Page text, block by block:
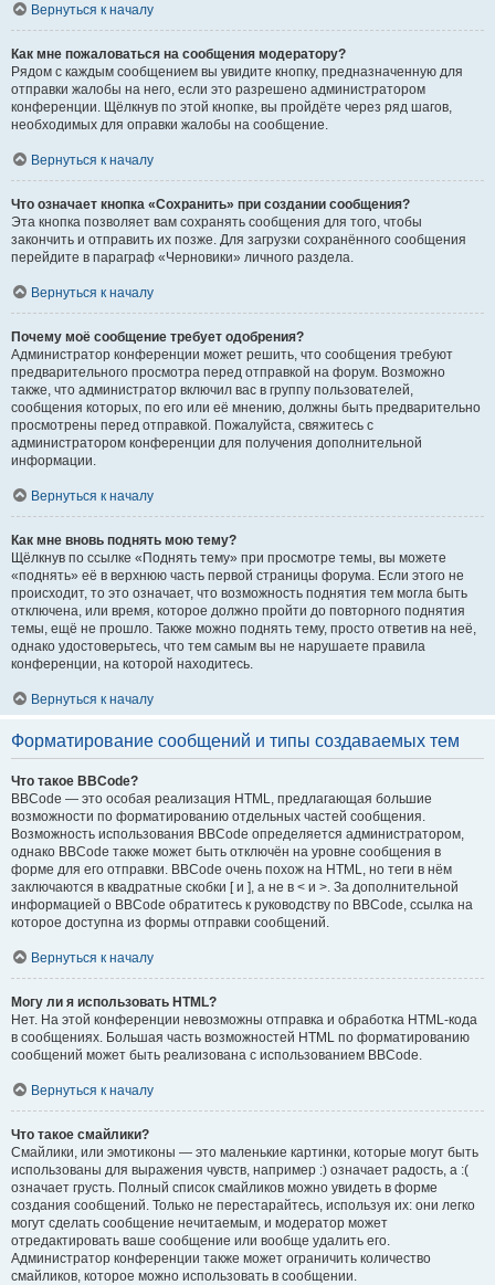
Вернуться к началу
Как мне пожаловаться на сообщения модератору?
Рядом с каждым сообщением вы увидите кнопку, предназначенную для
отправки жалобы на него, если это разрешено администратором
конференции. Щёлкнув по этой кнопке, вы пройдёте через ряд шагов,
необходимых для оправки жалобы на сообщение.
Вернуться к началу
Что означает кнопка «Сохранить» при создании сообщения?
Эта кнопка позволяет вам сохранять сообщения для того, чтобы
закончить и отправить их позже. Для загрузки сохранённого сообщения
перейдите в параграф «Черновики» личного раздела.
Вернуться к началу
Почему моё сообщение требует одобрения?
Администратор конференции может решить, что сообщения требуют
предварительного просмотра перед отправкой на форум. Возможно
также, что администратор включил вас в группу пользователей,
сообщения которых, по его или её мнению, должны быть предварительно
просмотрены перед отправкой. Пожалуйста, свяжитесь с
администратором конференции для получения дополнительной
информации.
Вернуться к началу
Как мне вновь поднять мою тему?
Щёлкнув по ссылке «Поднять тему» при просмотре темы, вы можете
«поднять» её в верхнюю часть первой страницы форума. Если этого не
происходит, то это означает, что возможность поднятия тем могла быть
отключена, или время, которое должно пройти до повторного поднятия
темы, ещё не прошло. Также можно поднять тему, просто ответив на неё,
однако удостоверьтесь, что тем самым вы не нарушаете правила
конференции, на которой находитесь.
Вернуться к началу
Форматирование сообщений и типы создаваемых тем
Что такое BBCode?
BBCode — это особая реализация HTML, предлагающая большие
возможности по форматированию отдельных частей сообщения.
Возможность использования BBCode определяется администратором,
однако BBCode также может быть отключён на уровне сообщения в
форме для его отправки. BBCode очень похож на HTML, но теги в нём
заключаются в квадратные скобки [ и ], а не в < и >. За дополнительной
информацией о BBCode обратитесь к руководству по BBCode, ссылка на
которое доступна из формы отправки сообщений.
Вернуться к началу
Могу ли я использовать HTML?
Нет. На этой конференции невозможны отправка и обработка HTML-кода
в сообщениях. Большая часть возможностей HTML по форматированию
сообщений может быть реализована с использованием BBCode.
Вернуться к началу
Что такое смайлики?
Смайлики, или эмотиконы — это маленькие картинки, которые могут быть
использованы для выражения чувств, например :) означает радость, а :(
означает грусть. Полный список смайликов можно увидеть в форме
создания сообщений. Только не перестарайтесь, используя их: они легко
могут сделать сообщение нечитаемым, и модератор может
отредактировать ваше сообщение или вообще удалить его.
Администратор конференции также может ограничить количество
смайликов, которое можно использовать в сообщении.